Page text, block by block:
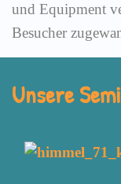
und Equipment
Besucher
Unsere